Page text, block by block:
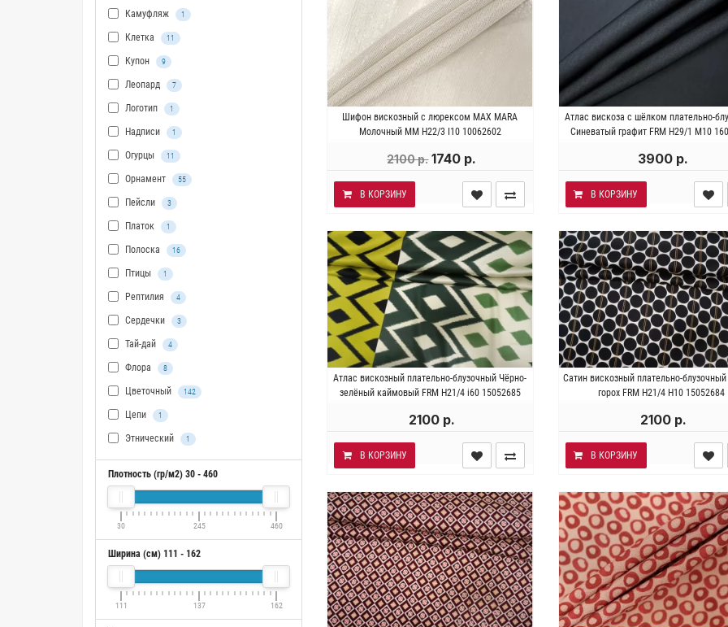
Камуфляж 1
Клетка 11
Купон 9
Леопард 7
Логотип 1
Надписи 1
Огурцы 11
Орнамент 55
Пейсли 3
Платок 1
Полоска 16
Птицы 1
Рептилия 4
Сердечки 3
Тай-дай 4
Флора 8
Цветочный 142
Цепи 1
Этнический 1
Плотность (гр/м2) 30 - 460
30 245 460
Ширина (см) 111 - 162
111 137 162
Шифон вискозный с люрексом MAX MARA
Молочный MM H22/3 I10 10062602
Италия . Состав 89% вискоза 11%
люрекс. Плотность~ 70 гр/м2. Ширина
2100 р. 1740 р.
В КОРЗИНУ
Атлас вискоза с шёлком плательно-
Синеватый графит FRM Н29/1 M10
Италия . Состав 60%
шёлк. Плотность ~ 110 гр/м2.
3900 р.
В КОРЗИНУ
Атлас вискозный плательно-блузочный Чёрно-
зелёный каймовый FRM H21/4 i60 15052685
Италия . Состав 100% вискоза.
Плотность ~ 100 гр/м2. Ширина 144
2100 р.
В КОРЗИНУ
Сатин вискозный плательно-
горох FRM H21/4 H10 15052684
Италия . Состав 100%
Плотность ~ 100 гр/м2.
2100 р.
В КОРЗИНУ